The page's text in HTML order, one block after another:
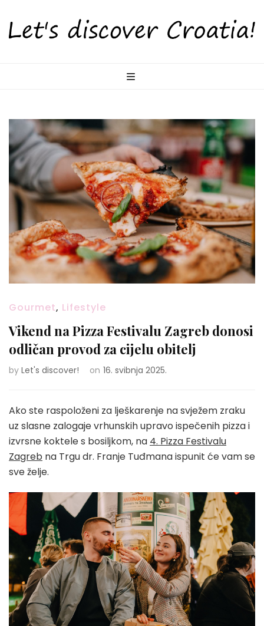
Gourmet, Lifestyle
Vikend na Pizza Festivalu Zagreb donosi
odličan provod za cijelu obitelj
by Let's discover! on 16. svibnja 2025.
Ako ste raspoloženi za lješkarenje na svježem zraku
uz slasne zalogaje vrhunskih upravo ispečenih pizza i
izvrsne koktele s bosiljkom, na 4. Pizza Festivalu
Zagreb na Trgu dr. Franje Tuđmana ispunit će vam se
sve želje.